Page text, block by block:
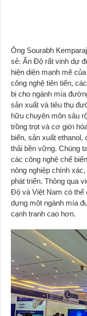
Ông Sourabh
sẻ: Ấn Độ rất vinh dự
hiện diện mạnh mẽ
công nghệ tiên tiến,
bị cho ngành mía
sản xuất và tiêu thụ
hữu chuyên môn sâu
trồng trọt và cơ giới
biến, sản xuất
thải bền vững. Chúng
các công nghệ chế
nông nghiệp chính
phát triển. Thông qua
Độ và Việt Nam có thể
dựng một ngành mía
cạnh tranh cao hơn.